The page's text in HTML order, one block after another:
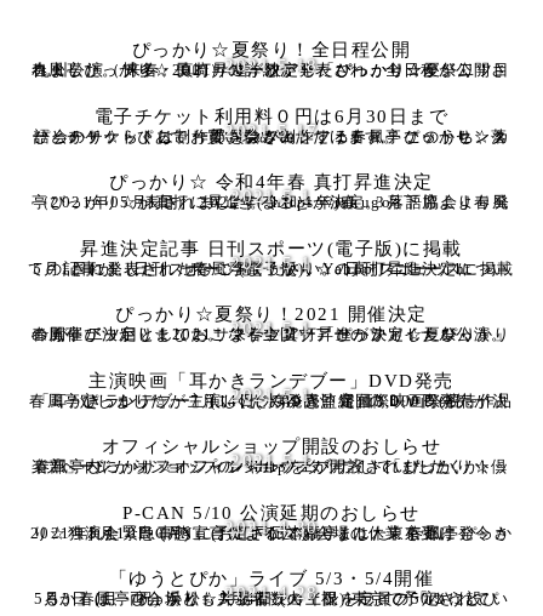
ぴっかり☆夏祭り！全日程公開
春風亭ぴっかり☆2021サマーツアー「ぴっかり☆夏祭り！」九州公演（博多・長崎）の詳細が発表され、全日程が公開されました。 来春、真打昇進が決定したぴっかり☆が、二ツ目と
2021.5.18
電子チケット利用料０円は6月30日まで
ぴっかり☆らくご制作委員会が制作する春風亭ぴっかり☆落語会のチケットは、一部を除きカンフェティチケットセンターとチケットぴあでお買い求めいただけます。 このうち、カンフェ
2021.5.17
ぴっかり☆ 令和4年春 真打昇進決定
（2021年05月1日） 2022年(令和４年)春、3月下席より春風亭ぴっかり☆が真打に昇進することが決定。 落語協会より発表されました。 https://rakugo-
2021.5.1
昇進決定記事 日刊スポーツ(電子版)に掲載
5月1日に発表された春風亭ぴっかり☆の真打昇進決定についての記事が、日刊スポーツ(電子版)、Yahoo！ニュースに掲載されました。 ぜひご覧ください。 日刊スポーツ ht
2021.5.1
ぴっかり☆夏祭り！2021 開催決定
春風亭ぴっかり☆2021サマーツアー「ぴっかり☆夏祭り！」の開催が決定しました。 来春、真打昇進が決定したぴっかり☆が、二ツ目としておこなう全国ツアーのファイナル公演。主
2021.5.1
主演映画「耳かきランデブー」DVD発売
春風亭ぴっかり☆が主演した、第9回沖縄国際映画祭招待作品「耳かきランデブー」(ふくだみゆき監督) のＤＶＤ発売が決定しました。 7月14日(水)発売。定価3,000円(税
2021.5.1
オフィシャルショップ開設のおしらせ
春風亭ぴっかり☆オフィシャルウェブサイト「ぴっかり☆倶楽部」内に、オフィシャルショップが開設されました。 トップページからショップのバナーをタップしていただくか、http
2021.5.1
P-CAN 5/10 公演延期のおしらせ
2021年5月10日 (月) に予定されておりました、春風亭ぴっかり☆独演会「P-CAN」(お江戸日本橋亭) は、東京都に発令された緊急事態宣言による公演会場の休業を受け
2021.4.30
「ゆうとぴか」ライブ 5/3・5/4開催
5月3日 (月・祝) 浜松、5月4日 (火・祝) 東京で予定されている、春風亭ぴっかり☆井上侑ジョイントライブ「ゆうとぴか」は、両会場とも入場者数の上限を定員の50％に設
2021.4.28